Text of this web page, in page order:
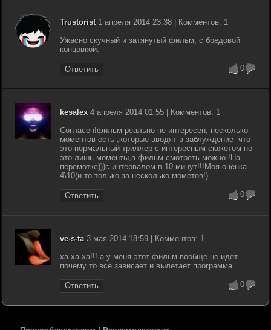
Trustorist1 апреля 2014 23:38 | Комментов: 1
Ужасно скучный и затянутый фильм, с бредовой
концовкой.
Ответить 0
kesalex4 апреля 2014 01:55 | Комментов: 1
Согласен!фильм реально не интересен, несколько
моментов есть ,которые вводят в заблуждение -что
это нормальный триллер с интересным сюжетом но
это лишь моменты,а фильм смотреть можно !На
перемотке)))с интервалом в 10 минут!!!Моя оценка
4\10(и то только за несколько мометов!)
Ответить 0
ve-s-ta 3 мая 2014 18:59 | Комментов: 1
ха-ха-ха!!! а у меня этот фильм вообще не идет.
почему то все зависает и вылетает программа.
Ответить 0